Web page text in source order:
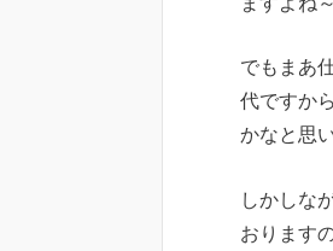
でもまあ
代ですか
かなと思
しかしな
おります